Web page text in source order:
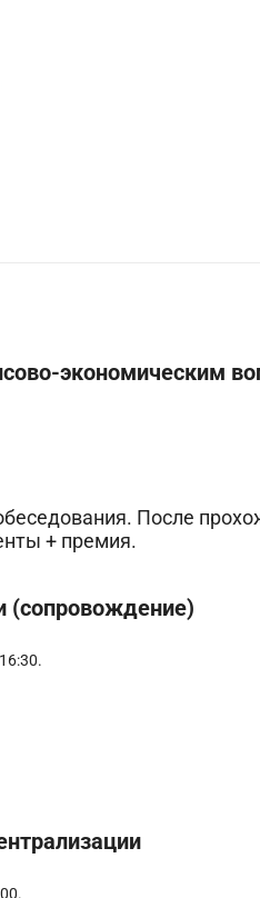
экономическим
После
+ премия.
(сопровождение)